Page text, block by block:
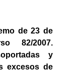
de 23 de
82/2007.
y
excesos de